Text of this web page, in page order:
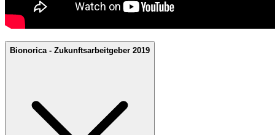
Bionorica - Zukunftsarbeitgeber 2019